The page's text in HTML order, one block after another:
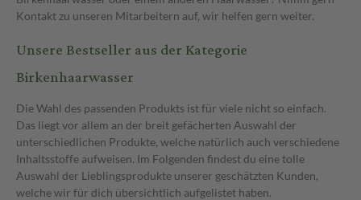
Kontakt zu unseren Mitarbeitern auf, wir helfen gern weiter.
Unsere Bestseller aus der Kategorie
Birkenhaarwasser
Die Wahl des passenden Produkts ist für viele nicht so einfach.
Das liegt vor allem an der breit gefächerten Auswahl der
unterschiedlichen Produkte, welche natürlich auch verschiedene
Inhaltsstoffe aufweisen. Im Folgenden findest du eine tolle
Auswahl der Lieblingsprodukte unserer geschätzten Kunden,
welche wir für dich übersichtlich aufgelistet haben.